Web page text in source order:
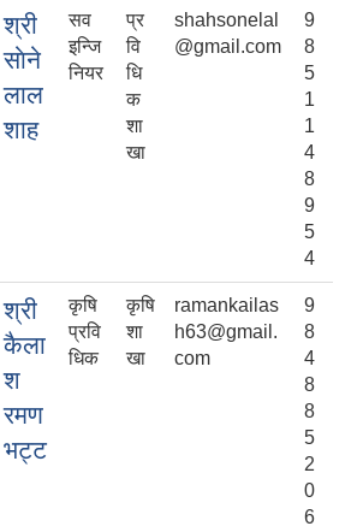
श्री
साेने
लाल
शाह
सव
इन्जि
नियर
प्र
वि
धि
क
शा
खा
shahsonelal
@gmail.com
9
8
5
1
1
4
8
9
5
4
श्री
कैला
श
रमण
भट्ट
कृषि
प्रवि
धिक
कृषि
शा
खा
ramankailas
h63@gmail.
com
9
8
4
8
8
5
2
0
6